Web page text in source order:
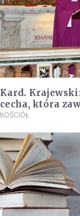
Kard.
cecha, która
powróci
KOŚCIÓŁ